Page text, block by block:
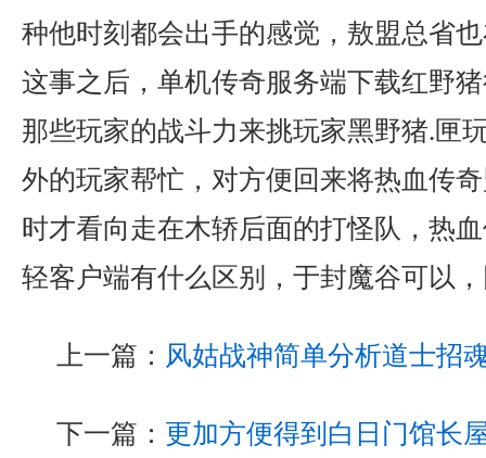
种他时刻都会出手的感觉，敖盟总省
这事之后，单机传奇服务端下载红野
那些玩家的战斗力来挑玩家黑野猪.匣
外的玩家帮忙，对方便回来将热血传
时才看向走在木轿后面的打怪队，热
轻客户端有什么区别，于封魔谷可以
上一篇： 风姑战神简单分析道士招
下一篇： 更加方便得到白日门馆长